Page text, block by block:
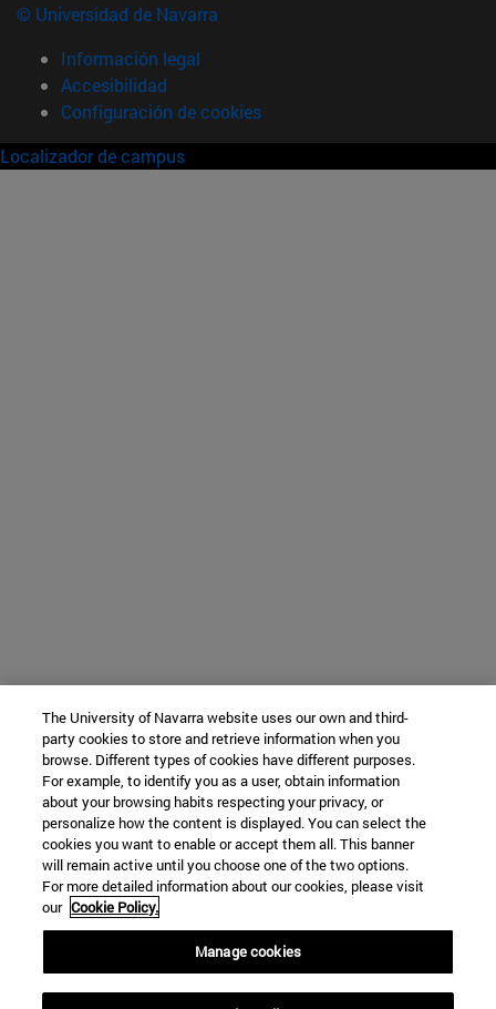
© Universidad de Navarra
Información legal
Accesibilidad
Configuración de cookies
Localizador de campus
The University of Navarra website uses our own and third-
party cookies to store and retrieve information when you
browse. Different types of cookies have different purposes.
For example, to identify you as a user, obtain information
about your browsing habits respecting your privacy, or
personalize how the content is displayed. You can select the
cookies you want to enable or accept them all. This banner
will remain active until you choose one of the two options.
For more detailed information about our cookies, please visit
our Cookie Policy.
Manage cookies